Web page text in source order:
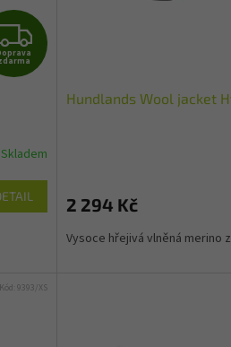
Z
D
R
M
A
Skladem
Hundlands Wool jacket
2 294 Kč
Vysoce hřejivá vlněná merino
Kód: 9393/XS